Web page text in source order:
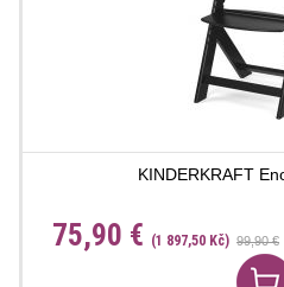
KINDERKRAFT
75,90 € (1 897,50 Kč) 99,90 €